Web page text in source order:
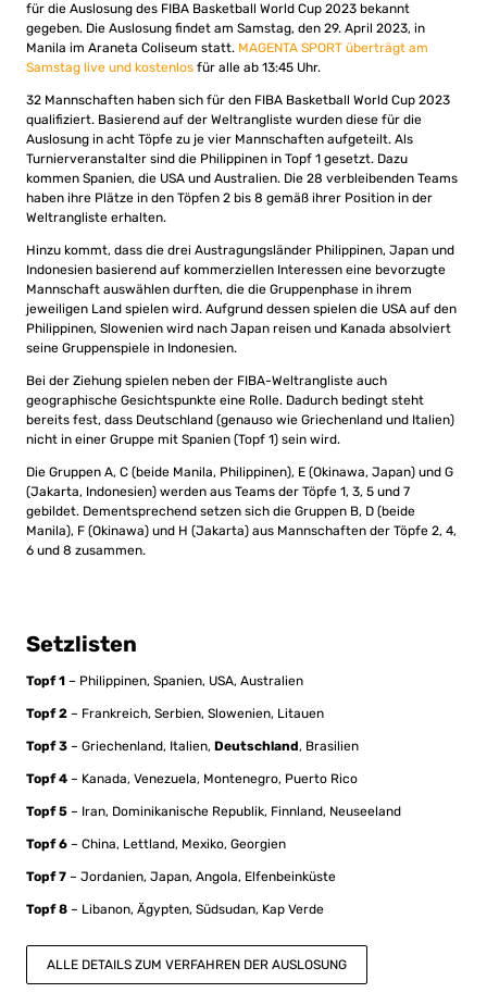
für die Auslosung des FIBA Basketball World Cup 2023 bekannt
gegeben. Die Auslosung findet am Samstag, den 29. April 2023, in
Manila im Araneta Coliseum statt. MAGENTA SPORT überträgt am
Samstag live und kostenlos für alle ab 13:45 Uhr.
32 Mannschaften haben sich für den FIBA ​​Basketball World Cup 2023
qualifiziert. Basierend auf der Weltrangliste wurden diese für die
Auslosung in acht Töpfe zu je vier Mannschaften aufgeteilt. Als
Turnierveranstalter sind die Philippinen in Topf 1 gesetzt. Dazu
kommen Spanien, die USA und Australien. Die 28 verbleibenden Teams
haben ihre Plätze in den Töpfen 2 bis 8 gemäß ihrer Position in der
Weltrangliste erhalten.
Hinzu kommt, dass die drei Austragungsländer Philippinen, Japan und
Indonesien basierend auf kommerziellen Interessen eine bevorzugte
Mannschaft auswählen durften, die die Gruppenphase in ihrem
jeweiligen Land spielen wird. Aufgrund dessen spielen die USA auf den
Philippinen, Slowenien wird nach Japan reisen und Kanada absolviert
seine Gruppenspiele in Indonesien.
Bei der Ziehung spielen neben der FIBA-Weltrangliste auch
geographische Gesichtspunkte eine Rolle. Dadurch bedingt steht
bereits fest, dass Deutschland (genauso wie Griechenland und Italien)
nicht in einer Gruppe mit Spanien (Topf 1) sein wird.
Die Gruppen A, C (beide Manila, Philippinen), E (Okinawa, Japan) und G
(Jakarta, Indonesien) werden aus Teams der Töpfe 1, 3, 5 und 7
gebildet. Dementsprechend setzen sich die Gruppen B, D (beide
Manila), F (Okinawa) und H (Jakarta) aus Mannschaften der Töpfe 2, 4,
6 und 8 zusammen.
Setzlisten
Topf 1 – Philippinen, Spanien, USA, Australien
Topf 2 – Frankreich, Serbien, Slowenien, Litauen
Topf 3 – Griechenland, Italien, Deutschland, Brasilien
Topf 4 – Kanada, Venezuela, Montenegro, Puerto Rico
Topf 5 – Iran, Dominikanische Republik, Finnland, Neuseeland
Topf 6 – China, Lettland, Mexiko, Georgien
Topf 7 – Jordanien, Japan, Angola, Elfenbeinküste
Topf 8 – Libanon, Ägypten, Südsudan, Kap Verde
ALLE DETAILS ZUM VERFAHREN DER AUSLOSUNG